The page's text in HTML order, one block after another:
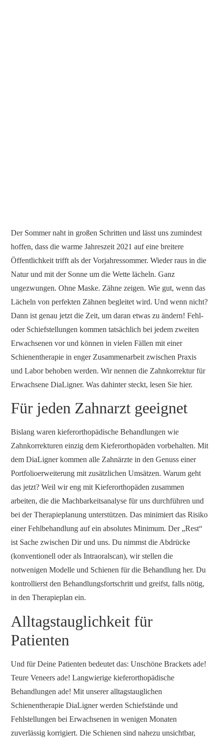
Der Sommer naht in großen Schritten und lässt uns zumindest
hoffen, dass die warme Jahreszeit 2021 auf eine breitere
Öffentlichkeit trifft als der Vorjahressommer. Wieder raus in die
Natur und mit der Sonne um die Wette lächeln. Ganz
ungezwungen. Ohne Maske. Zähne zeigen. Wie gut, wenn das
Lächeln von perfekten Zähnen begleitet wird. Und wenn nicht?
Dann ist genau jetzt die Zeit, um daran etwas zu ändern! Fehl-
oder Schiefstellungen kommen tatsächlich bei jedem zweiten
Erwachsenen vor und können in vielen Fällen mit einer
Schienentherapie in enger Zusammenarbeit zwischen Praxis
und Labor behoben werden. Wir nennen die Zahnkorrektur für
Erwachsene DiaLigner. Was dahinter steckt, lesen Sie hier.
Für jeden Zahnarzt geeignet
Bislang waren kieferorthopädische Behandlungen wie
Zahnkorrekturen einzig dem Kieferorthopäden vorbehalten. Mit
dem DiaLigner kommen alle Zahnärzte in den Genuss einer
Portfolioerweiterung mit zusätzlichen Umsätzen. Warum geht
das jetzt? Weil wir eng mit Kieferorthopäden zusammen
arbeiten, die die Machbarkeitsanalyse für uns durchführen und
bei der Therapieplanung unterstützen. Das minimiert das Risiko
einer Fehlbehandlung auf ein absolutes Minimum. Der „Rest“
ist Sache zwischen Dir und uns. Du nimmst die Abdrücke
(konventionell oder als Intraoralscan), wir stellen die
notwenigen Modelle und Schienen für die Behandlung her. Du
kontrollierst den Behandlungsfortschritt und greifst, falls nötig,
in den Therapieplan ein.
Alltagstauglichkeit für
Patienten
Und für Deine Patienten bedeutet das: Unschöne Brackets ade!
Teure Veneers ade! Langwierige kieferorthopädische
Behandlungen ade! Mit unserer alltagstauglichen
Schienentherapie DiaLigner werden Schiefstände und
Fehlstellungen bei Erwachsenen in wenigen Monaten
zuverlässig korrigiert. Die Schienen sind nahezu unsichtbar,